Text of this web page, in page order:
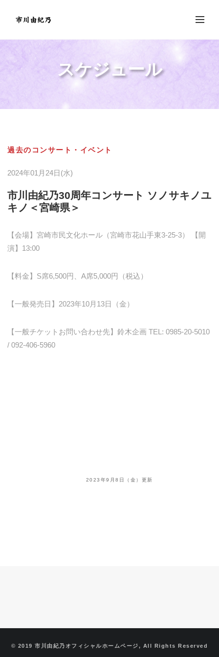
スケジュール
過去のコンサート・イベント
2024年01月24日(水)
市川由紀乃30周年コンサート ソノサキノユ
キノ＜宮崎県＞
【会場】宮崎市民文化ホール（宮崎市花山手東3-25-3） 【開
演】13:00
【料金】S席6,500円、A席5,000円（税込）
【一般発売日】2023年10月13日（金）
【一般チケットお問い合わせ先】鈴木企画 TEL: 0985-20-5010
/ 092-406-5960
2023年9月8日（金）更新
© 2019 市川由紀乃オフィシャルホームページ, All Rights Reserved